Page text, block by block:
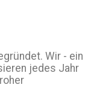
Wir - ein
jedes Jahr